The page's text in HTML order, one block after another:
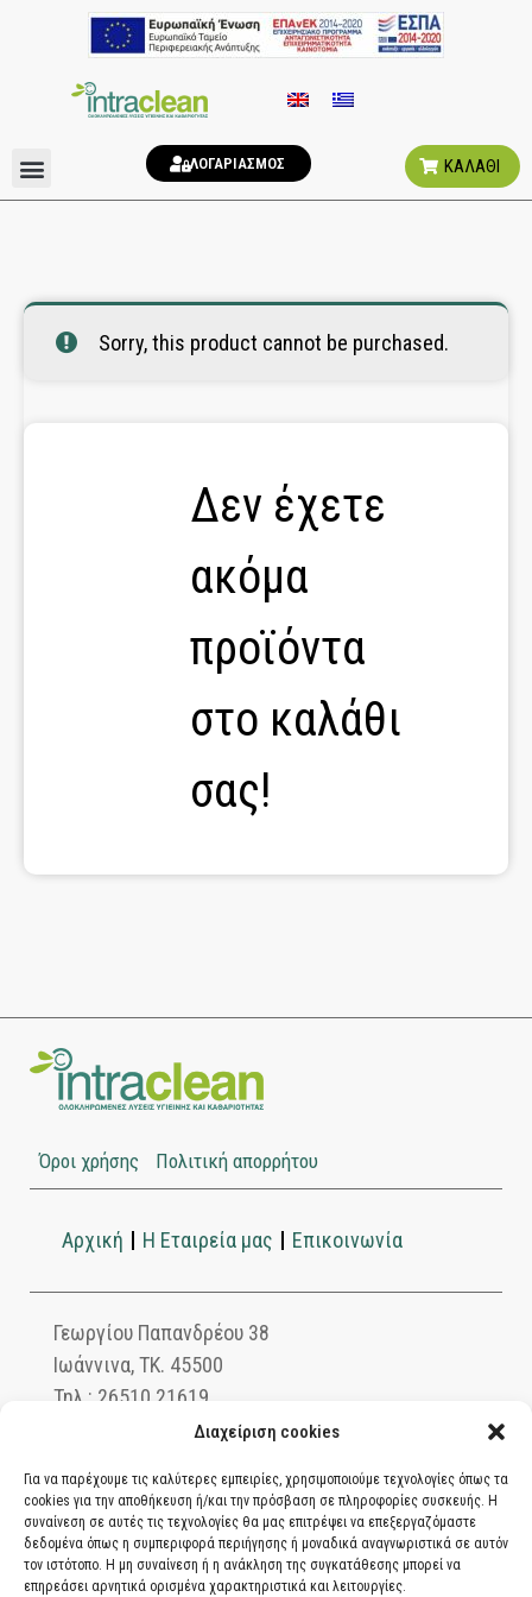
Διαχείριση cookies
Για να παρέχουμε τις καλύτερες εμπειρίες, χρησιμοποιούμε τεχνολογίες όπως τα
cookies για την αποθήκευση ή/και την πρόσβαση σε πληροφορίες συσκευής. Η
συναίνεση σε αυτές τις τεχνολογίες θα μας επιτρέψει να επεξεργαζόμαστε
δεδομένα όπως η συμπεριφορά περιήγησης ή μοναδικά αναγνωριστικά σε αυτόν
τον ιστότοπο. Η μη συναίνεση ή η ανάκληση της συγκατάθεσης μπορεί να
επηρεάσει αρνητικά ορισμένα χαρακτηριστικά και λειτουργίες.
ΛΟΓΑΡΙΑΣΜΟΣ ΚΑΛΑΘΙ
Sorry, this product cannot be purchased.
Δεν έχετε
ακόμα
προϊόντα
στο καλάθι
σας!
Όροι χρήσης Πολιτική απορρήτου
Αρχική Η Εταιρεία μας Επικοινωνία
Γεωργίου Παπανδρέου 38
Ιωάννινα, ΤΚ. 45500
Τηλ.: 26510 21619
info@intraclean.gr
Ασφαλείς συναλλαγές μέσω PayPal. Πληρώστε
με χρεωστική ή πιστωτική κάρτα, αντικαταβολή
ή κατάθεση σε τραπεζικό λογαριασμό